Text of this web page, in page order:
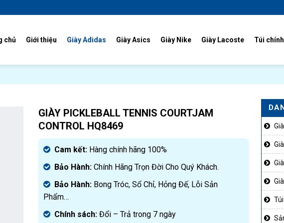
chủ Giới thiệu Giày Adidas Giày Asics Giày Nike Giày Lacoste Túi
GIÀY PICKLEBALL TENNIS COURTJAM
CONTROL HQ8469
Cam kết: Hàng chính hãng 100%
Bảo Hành: Chính Hãng Trọn Đời Cho Quý Khách.
Bảo Hành: Bong Tróc, Sổ Chỉ, Hỏng Đế, Lỗi Sản
Phẩm…
Chính sách: Đổi – Trả trong 7 ngày